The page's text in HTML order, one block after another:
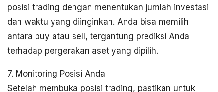
posisi trading dengan menentukan jumlah investasi
dan waktu yang diinginkan. Anda bisa memilih
antara buy atau sell, tergantung prediksi Anda
terhadap pergerakan aset yang dipilih.
7. Monitoring Posisi Anda
Setelah membuka posisi trading, pastikan untuk